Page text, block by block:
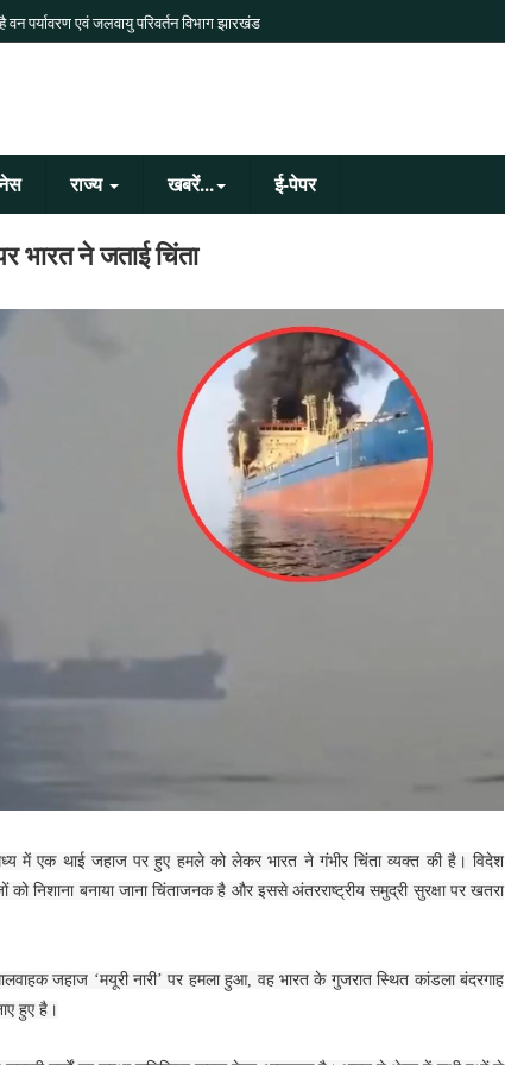
पर्यावरण एवं जलवायु परिवर्तन विभाग झारखंड
राज्य खबरें... ई-पेपर
भारत ने जताई चिंता
में एक थाई जहाज पर हुए हमले को लेकर भारत ने गंभीर चिंता व्यक्त की है। विदेश
को निशाना बनाया जाना चिंताजनक है और इससे अंतरराष्ट्रीय समुद्री सुरक्षा पर खतरा
जहाज ‘मयूरी नारी’ पर हमला हुआ, वह भारत के गुजरात स्थित कांडला बंदरगाह
हुए है।